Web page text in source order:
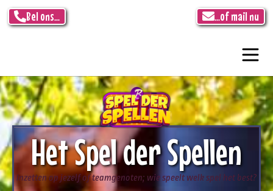
Bel ons... ...of mail nu
Het Spel der Spellen
Inzetten op jezelf of teamgenoten; wie speelt welk spel het best?